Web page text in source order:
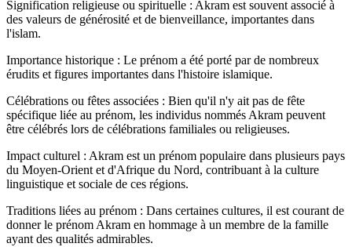
Signification religieuse ou spirituelle : Akram est souvent associé à
des valeurs de générosité et de bienveillance, importantes dans
l'islam.
Importance historique : Le prénom a été porté par de nombreux
érudits et figures importantes dans l'histoire islamique.
Célébrations ou fêtes associées : Bien qu'il n'y ait pas de fête
spécifique liée au prénom, les individus nommés Akram peuvent
être célébrés lors de célébrations familiales ou religieuses.
Impact culturel : Akram est un prénom populaire dans plusieurs pays
du Moyen-Orient et d'Afrique du Nord, contribuant à la culture
linguistique et sociale de ces régions.
Traditions liées au prénom : Dans certaines cultures, il est courant de
donner le prénom Akram en hommage à un membre de la famille
ayant des qualités admirables.